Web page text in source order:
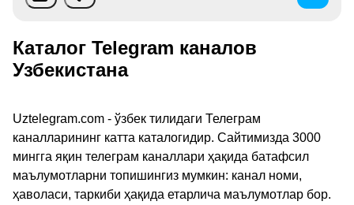
Каталог Telegram каналов
Узбекистана
Uztelegram.com - ўзбек тилидаги Телеграм
каналларининг катта каталогидир. Сайтимизда 3000
мингга яқин телеграм каналлари ҳақида батафсил
маълумотларни топишингиз мумкин: канал номи,
ҳаволаси, таркиби ҳақида етарлича маълумотлар бор.